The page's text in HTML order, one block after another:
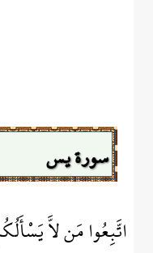
سورة يس
اتَّبِعُوا مَن لاَّ